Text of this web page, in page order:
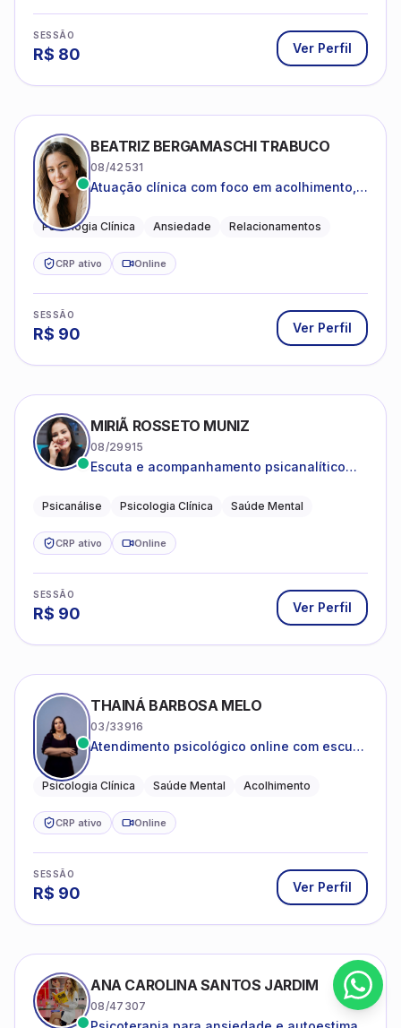
SESSÃO
R$ 80 Ver Perfil
BEATRIZ BERGAMASCHI TRABUCO
08/42531
Atuação clínica com foco em acolhimento,
Psicologia Clínica Ansiedade Relacionamentos
CRP ativo Online
SESSÃO
R$ 90 Ver Perfil
MIRIÃ ROSSETO MUNIZ
08/29915
Escuta e acompanhamento psicanalítico
Psicanálise Psicologia Clínica Saúde Mental
CRP ativo Online
SESSÃO
R$ 90 Ver Perfil
THAINÁ BARBOSA MELO
03/33916
Atendimento psicológico online com escuta
emocional
Psicologia Clínica Saúde Mental Acolhimento
CRP ativo Online
SESSÃO
R$ 90 Ver Perfil
ANA CAROLINA SANTOS JARDIM
08/47307